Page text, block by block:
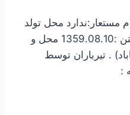
مستعار:ندارد محل تولد
:؟ تاریخ تولد : ؟ تاریخ جانباختن :1359.08.10 محل و
. تیرباران توسط
: